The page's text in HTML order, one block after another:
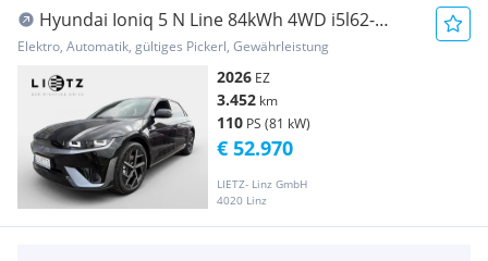
Hyundai Ioniq 5 N Line 84kWh 4WD i5l62-
PP2/P6-OO1/O4/O5/O6
Elektro, Automatik, gültiges Pickerl, Gewährleistung
2026 EZ
3.452 km
110 PS (81 kW)
LIETZ- Linz GmbH
4020 Linz
€ 52.970